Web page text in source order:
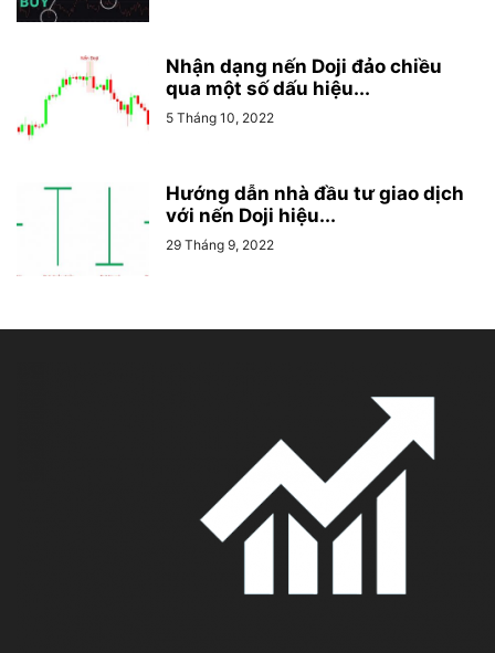
Nhận dạng nến Doji đảo chiều
qua một số dấu hiệu...
5 Tháng 10, 2022
Hướng dẫn nhà đầu tư giao dịch
với nến Doji hiệu...
29 Tháng 9, 2022